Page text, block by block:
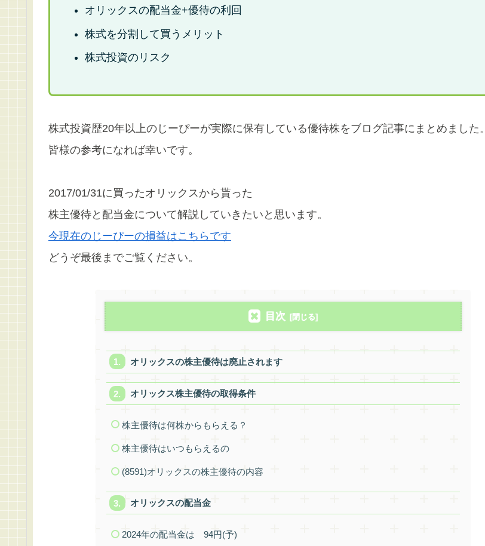
オリックスの配当金+優待の利回
株式を分割して買うメリット
株式投資のリスク
株式投資歴20年以上のじーぴーが実際に保有している優待株をブログ記事にまとめました。
皆様の参考になれば幸いです。
2017/01/31に買ったオリックスから貰った
株主優待と配当金について解説していきたいと思います。
今現在のじーぴーの損益はこちらです
どうぞ最後までご覧ください。
目次
オリックスの株主優待は廃止されます
オリックス株主優待の取得条件
株主優待は何株からもらえる？
株主優待はいつもらえるの
(8591)オリックスの株主優待の内容
オリックスの配当金
2024年の配当金は 94円(予)